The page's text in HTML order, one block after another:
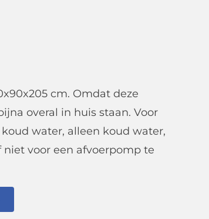
cm. Omdat deze
overal in huis staan. Voor
water, alleen koud water,
voor een afvoerpomp te